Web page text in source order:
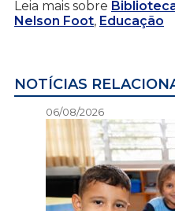
Leia mais sobre
Nelson Foot, Educação
NOTÍCIAS
06/08/2026